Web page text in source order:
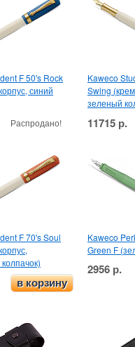
F 50's Rock
синий
Распродано!
Kaweco
Swing
зеленый
11715 р.
F 70's Soul
в корзину
Kaweco
Green F
2956 р.